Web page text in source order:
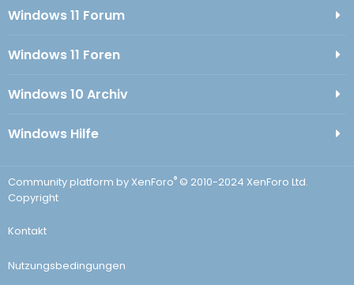
Windows 11 Forum
Windows 11 Foren
Windows 10 Archiv
Windows Hilfe
Community platform by XenForo® © 2010-2024 XenForo Ltd.
Copyright
Kontakt
Nutzungsbedingungen